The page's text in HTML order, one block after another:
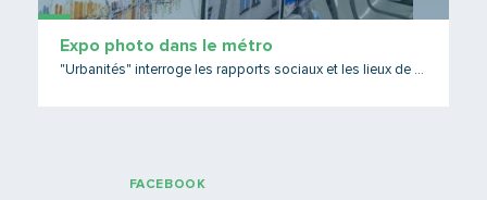
Expo photo dans le métro
"Urbanités" interroge les rapports sociaux et les lieux de vie
FACEBOOK